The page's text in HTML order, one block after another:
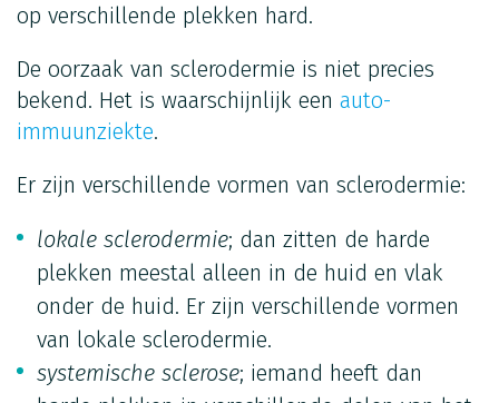
op verschillende plekken hard.
De oorzaak van sclerodermie is niet precies
bekend. Het is waarschijnlijk een auto-
immuunziekte.
Er zijn verschillende vormen van sclerodermie:
lokale sclerodermie; dan zitten de harde
plekken meestal alleen in de huid en vlak
onder de huid. Er zijn verschillende vormen
van lokale sclerodermie.
systemische sclerose; iemand heeft dan